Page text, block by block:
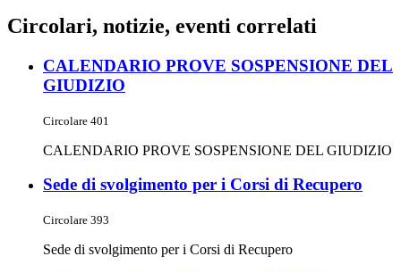
Circolari, notizie, eventi correlati
CALENDARIO PROVE SOSPENSIONE DEL
GIUDIZIO
Circolare 401
CALENDARIO PROVE SOSPENSIONE DEL GIUDIZIO
Sede di svolgimento per i Corsi di Recupero
Circolare 393
Sede di svolgimento per i Corsi di Recupero